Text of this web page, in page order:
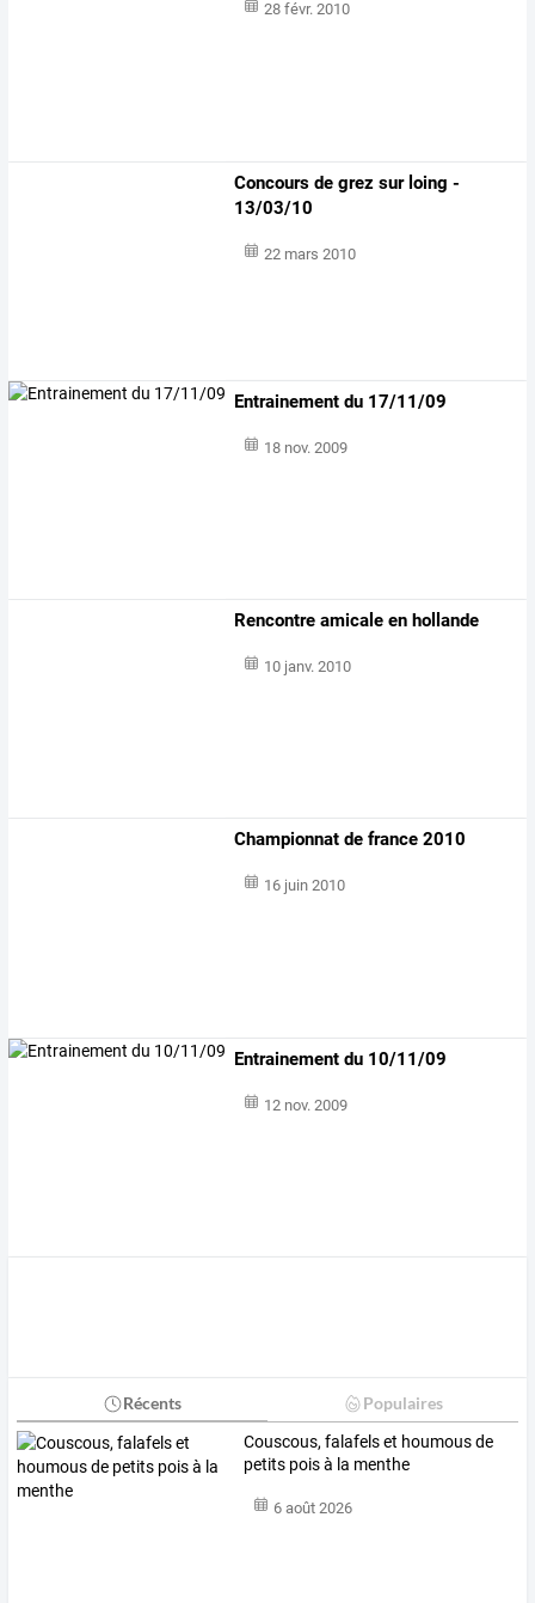
28 févr. 2010
Concours de grez sur loing -
13/03/10
22 mars 2010
Entrainement du 17/11/09
18 nov. 2009
Rencontre amicale en hollande
10 janv. 2010
Championnat de france 2010
16 juin 2010
Entrainement du 10/11/09
12 nov. 2009
Récents Populaires
Couscous, falafels et houmous de
petits pois à la menthe
6 août 2026